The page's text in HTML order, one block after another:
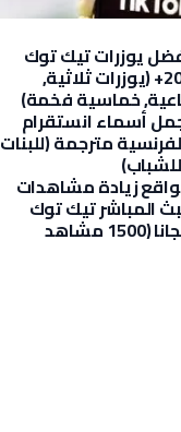
يوزرات تيك توك
200+ (يوزرات ثلاثية,
خماسية فخمة)
أسماء انستقرام
مترجمة (للبنات
زيادة مشاهدات
المباشر تيك توك
مجانا (1500 مشاهد